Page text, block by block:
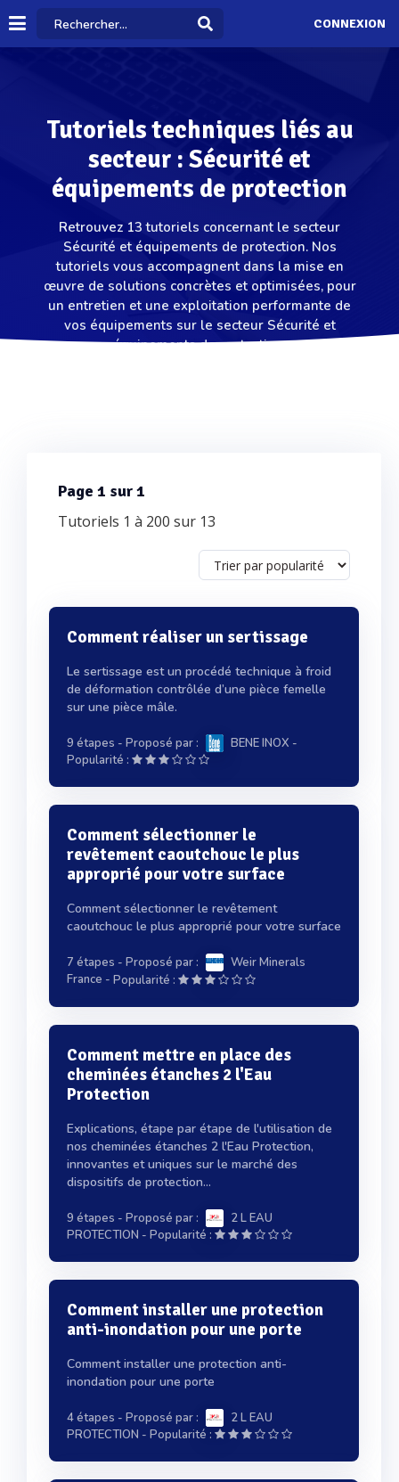
CONNEXION
Tutoriels techniques liés au
secteur : Sécurité et
équipements de protection
Retrouvez 13 tutoriels concernant le secteur
Sécurité et équipements de protection. Nos
tutoriels vous accompagnent dans la mise en
œuvre de solutions concrètes et optimisées, pour
un entretien et une exploitation performante de
vos équipements sur le secteur Sécurité et
équipements de protection.
Page 1 sur 1
Tutoriels 1 à 200 sur 13
Comment réaliser un sertissage
Le sertissage est un procédé technique à froid
de déformation contrôlée d’une pièce femelle
sur une pièce mâle.
9 étapes - Proposé par : BENE INOX -
Popularité :
Comment sélectionner le
revêtement caoutchouc le plus
approprié pour votre surface
Comment sélectionner le revêtement
caoutchouc le plus approprié pour votre surface
7 étapes - Proposé par :
Weir Minerals
France - Popularité :
Comment mettre en place des
cheminées étanches 2 l'Eau
Protection
Explications, étape par étape de l'utilisation de
nos cheminées étanches 2 l'Eau Protection,
innovantes et uniques sur le marché des
dispositifs de protection...
9 étapes - Proposé par :
2 L EAU
PROTECTION - Popularité :
Comment installer une protection
anti-inondation pour une porte
Comment installer une protection anti-
inondation pour une porte
4 étapes - Proposé par :
2 L EAU
PROTECTION - Popularité :